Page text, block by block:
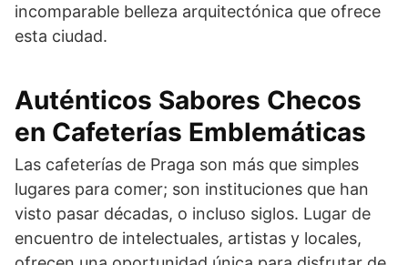
incomparable belleza arquitectónica que ofrece
esta ciudad.
Auténticos Sabores Checos
en Cafeterías Emblemáticas
Las cafeterías de Praga son más que simples
lugares para comer; son instituciones que han
visto pasar décadas, o incluso siglos. Lugar de
encuentro de intelectuales, artistas y locales,